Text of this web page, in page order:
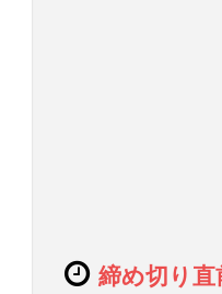
締め切り直